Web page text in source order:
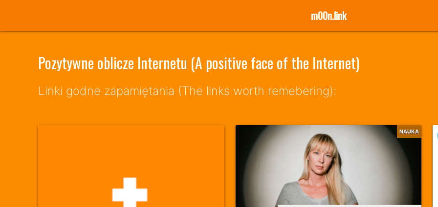
m00n.link
Pozytywne oblicze Internetu (A positive face of the Internet)
Linki godne zapamiętania (The links worth remebering):
NAUKA